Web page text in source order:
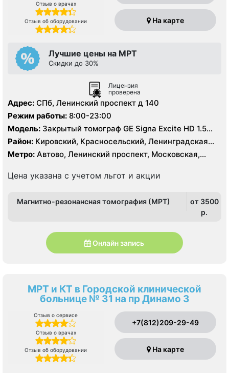
Отзыв о врачах
Отзыв об оборудовании На карте
Лучшие цены на МРТ
Скидки до 30%
Лицензия
проверена
Адрес: СПб, Ленинский проспект д 140
Режим работы: 8:00-23:00
Модель: Закрытый томограф GE Signa Excite HD 1.5
Тесла
Район: Кировский, Красносельский, Ленинградская
область, Московский, Петродворцовый, Пушкинский
Метро: Автово, Ленинский проспект, Московская,
Цена указана с учетом льгот и акции
Магнитно-резонансная томография (МРТ)
от 3500
p.
Онлайн запись
МРТ и КТ в Городской клинической
больнице № 31 на пр Динамо 3
Отзыв о сервисе
Отзыв о врачах
Отзыв об оборудовании
+7(812)209-29-49
На карте